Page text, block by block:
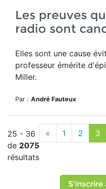
Les preuves
radio sont
Elles sont une cause
professeur émérite
Miller.
Par : André Fauteux
25 - 36
de 2075
résultats
« 1 2 3